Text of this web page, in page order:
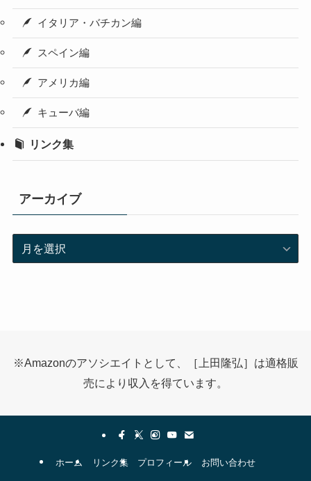
イタリア・バチカン編
スペイン編
アメリカ編
キューバ編
リンク集
アーカイブ
※Amazonのアソシエイトとして、［上田隆弘］は適格販
売により収入を得ています。
ホーム リンク集 プロフィール お問い合わせ